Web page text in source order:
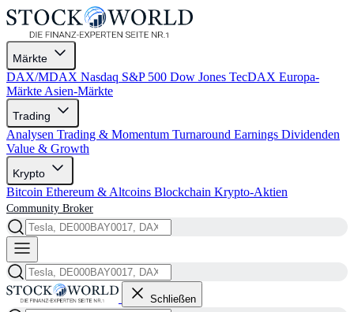
Märkte
DAX/MDAX Nasdaq S&P 500 Dow Jones TecDAX Europa-
Märkte Asien-Märkte
Trading
Analysen Trading & Momentum Turnaround Earnings Dividenden
Value & Growth
Krypto
Bitcoin Ethereum & Altcoins Blockchain Krypto-Aktien
Community Broker
Schließen